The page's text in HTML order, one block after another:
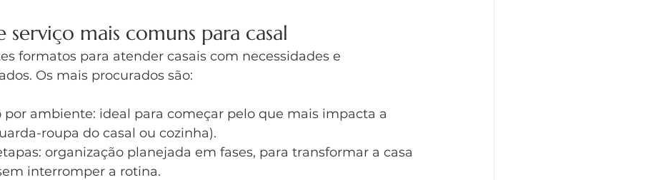
serviço mais comuns para casal
formatos para atender casais com necessidades e
Os mais procurados são:
por ambiente: ideal para começar pelo que mais impacta a
roupa do casal ou cozinha).
organização planejada em fases, para transformar a casa
interromper a rotina.